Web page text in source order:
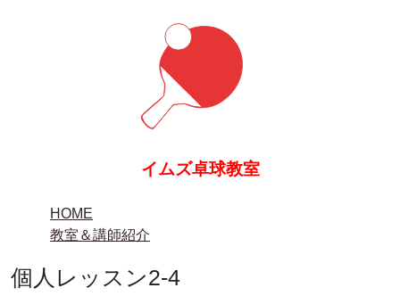
イムズ卓球教室
HOME
教室＆講師紹介
個人レッスン2-4